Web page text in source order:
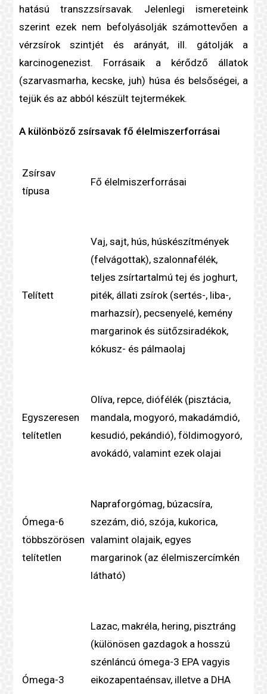
hatásútranszzsírsavak. Jelenlegi ismereteink
szerint ezek nem befolyásolják számottevően a
vérzsírok szintjét és arányát, ill. gátolják a
karcinogenezist. Forrásaik a kérődző állatok
(szarvasmarha, kecske, juh) húsa és belsőségei, a
tejük és az abból készült tejtermékek.
A különböző zsírsavak fő élelmiszerforrásai
Zsírsav
típusa
Fő élelmiszerforrásai
Telített
Vaj, sajt, hús, húskészítmények
(felvágottak), szalonnafélék,
teljes zsírtartalmú tej és joghurt,
piték, állati zsírok (sertés-, liba-,
marhazsír), pecsenyelé, kemény
margarinok és sütőzsiradékok,
kókusz- és pálmaolaj
Egyszeresen
telítetlen
Olíva, repce, diófélék (pisztácia,
mandala, mogyoró, makadámdió,
kesudió, pekándió), földimogyoró,
avokádó, valamint ezek olajai
Ómega-6
többszörösen
telítetlen
Napraforgómag, búzacsíra,
szezám, dió, szója, kukorica,
valamint olajaik, egyes
margarinok (az élelmiszercímkén
látható)
Ómega-3
Lazac, makréla, hering, pisztráng
(különösen gazdagok a hosszú
szénláncú ómega-3 EPA vagyis
eikozapentaénsav, illetve a DHA